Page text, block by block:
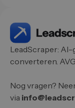
LeadScraper:
converteren.
Nog vragen?
via